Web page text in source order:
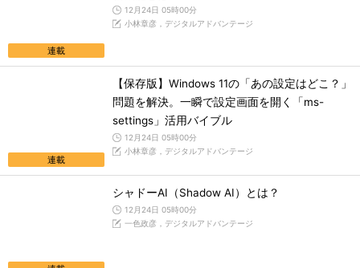
連載
12月24日 05時00分
小林章彦，デジタルアドバンテージ
連載
【保存版】Windows 11の「あの設定はどこ？」
問題を解決。一瞬で設定画面を開く「ms-
settings」活用バイブル
12月24日 05時00分
小林章彦，デジタルアドバンテージ
シャドーAI（Shadow AI）とは？
12月24日 05時00分
一色政彦，デジタルアドバンテージ